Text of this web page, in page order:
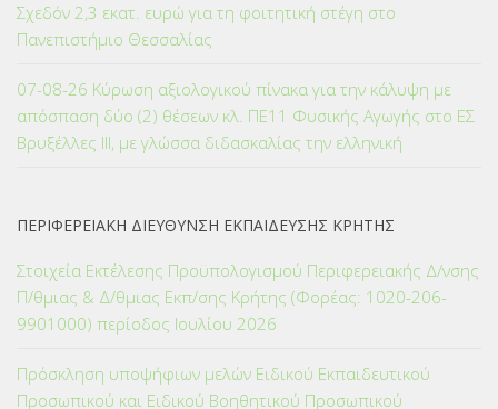
Σχεδόν 2,3 εκατ. ευρώ για τη φοιτητική στέγη στο
Πανεπιστήμιο Θεσσαλίας
07-08-26 Κύρωση αξιολογικού πίνακα για την κάλυψη με
απόσπαση δύο (2) θέσεων κλ. ΠΕ11 Φυσικής Αγωγής στο ΕΣ
Βρυξέλλες ΙΙΙ, με γλώσσα διδασκαλίας την ελληνική
ΠΕΡΙΦΕΡΕΙΑΚΗ ΔΙΕΥΘΥΝΣΗ ΕΚΠΑΙΔΕΥΣΗΣ ΚΡΗΤΗΣ
Στοιχεία Εκτέλεσης Προϋπολογισμού Περιφερειακής Δ/νσης
Π/θμιας & Δ/θμιας Εκπ/σης Κρήτης (Φορέας: 1020-206-
9901000) περίοδος Ιουλίου 2026
Πρόσκληση υποψήφιων μελών Ειδικού Εκπαιδευτικού
Προσωπικού και Ειδικού Βοηθητικού Προσωπικού